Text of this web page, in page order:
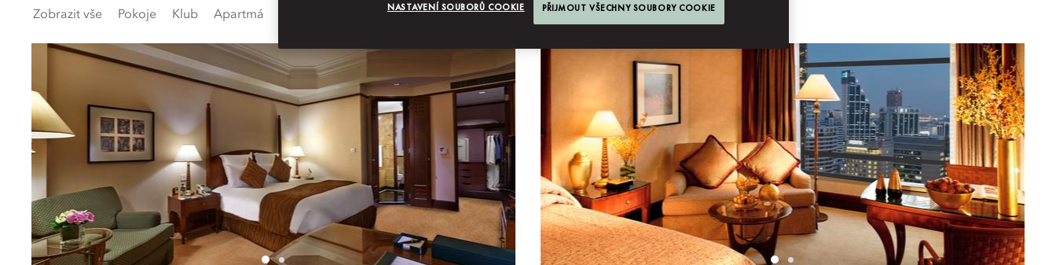
Zobrazit vše Pokoje Klub Apartmá Propojená apartmá Byty
NASTAVENÍ SOUBORŮ COOKIE PŘIJMOUT VŠECHNY SOUBORY COOKIE